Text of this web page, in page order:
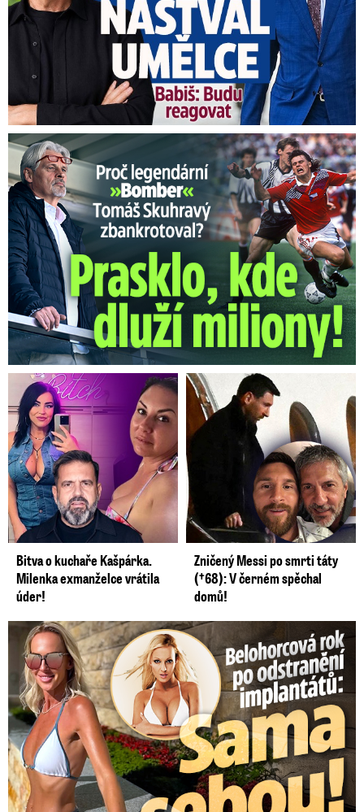
Proč Skuhravý zbankrotoval? Prasklo, kde dluží miliony!
Bitva o kuchaře Kašpárka.
Milenka exmanželce vrátila
úder!
Zničený Messi po smrti táty
(†68): V černém spěchal
domů!
Belohorcová rok po odstranění implantátů: Konečně sama sebou